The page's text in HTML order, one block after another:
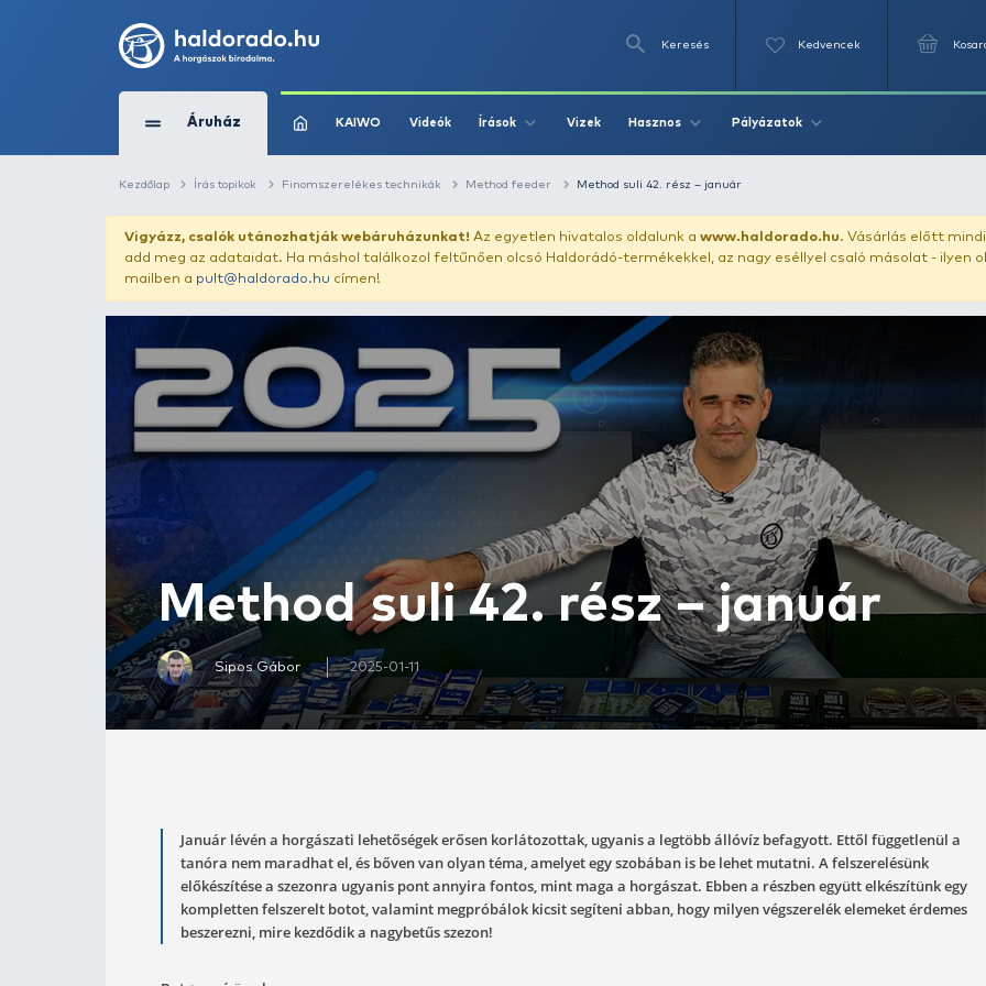
Áruház KAIWO Videók Írások Vizek Hasznos
Kezdőlap Írás topikok Finomszerelékes technikák Method feeder Method suli 42. rész – január
add meg az adataidat. Ha máshol találkozol feltűnően olcsó Haldorádó-termékekkel, az nagy
mailben a
pult@haldorado.hucímen!
Sipos Gábor 2025-01-11